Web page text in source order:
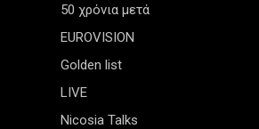
50 χρόνια μετά
EUROVISION
Golden list
LIVE
Nicosia Talks